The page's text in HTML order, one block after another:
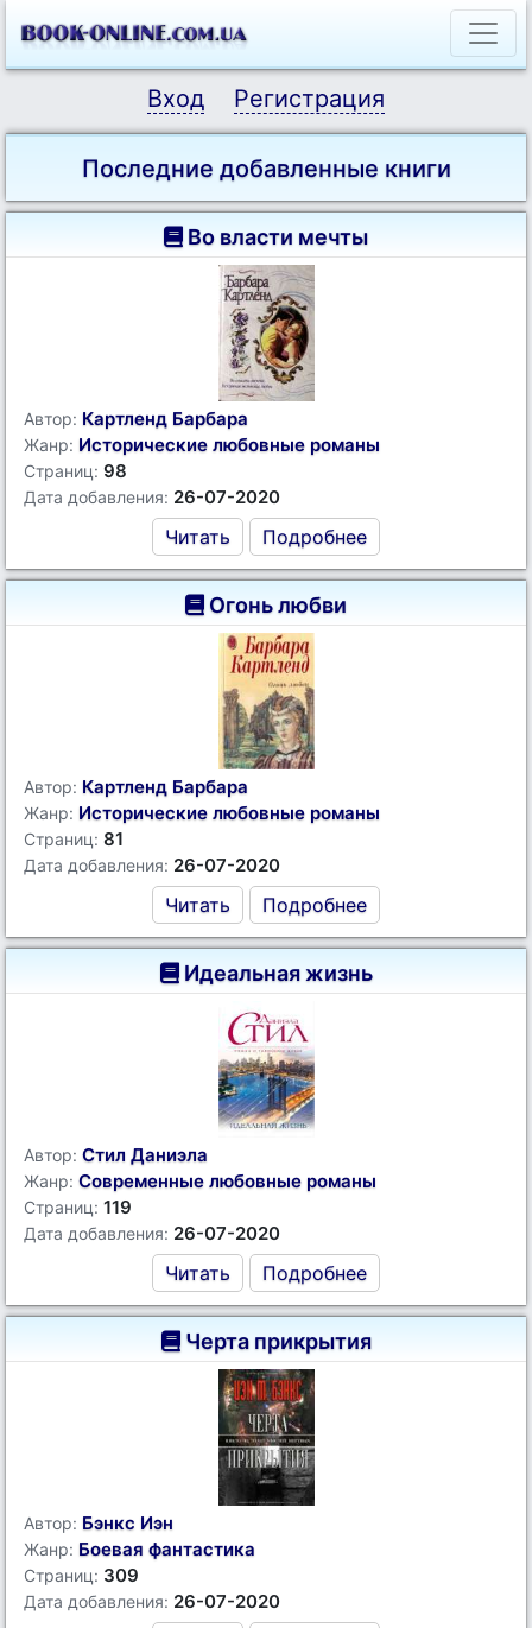
Вход Регистрация
Последние добавленные книги
Во власти мечты
Автор: Картленд Барбара
Жанр: Исторические любовные романы
Страниц: 98
Дата добавления: 26-07-2020
Читать Подробнее
Огонь любви
Автор: Картленд Барбара
Жанр: Исторические любовные романы
Страниц: 81
Дата добавления: 26-07-2020
Читать Подробнее
Идеальная жизнь
Автор: Стил Даниэла
Жанр: Современные любовные романы
Страниц: 119
Дата добавления: 26-07-2020
Читать Подробнее
Черта прикрытия
Автор: Бэнкс Иэн
Жанр: Боевая фантастика
Страниц: 309
Дата добавления: 26-07-2020